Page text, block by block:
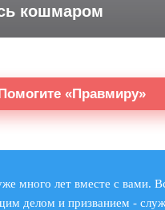
кошмаром
«Правмиру»
много лет вместе с вами.
делом и призванием -